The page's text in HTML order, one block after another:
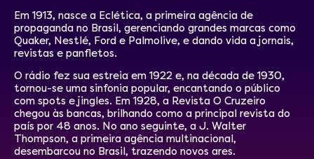
Em 1913, nasce a Eclética, a primeira agência de
propaganda no Brasil, gerenciando grandes marcas como
Quaker, Nestlé, Ford e Palmolive, e dando vida a jornais,
revistas e panfletos.
O rádio fez sua estreia em 1922 e, na década de 1930,
tornou-se uma sinfonia popular, encantando o público
com spots e jingles. Em 1928, a Revista O Cruzeiro
chegou às bancas, brilhando como a principal revista do
país por 48 anos. No ano seguinte, a J. Walter
Thompson, a primeira agência multinacional,
desembarcou no Brasil, trazendo novos ares.